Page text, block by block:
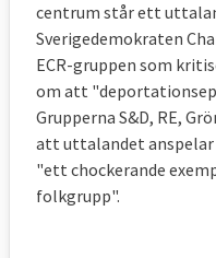
stor majoritet av
Sverige. Och dels
behandlades lika i
gjorde att de
medlemsländer
EU-
förslag om en ny
centrum står ett
Sverigedemokraten
ECR-gruppen som
om att
Grupperna S&D, RE,
att uttalandet anspelar
"ett chockerande
folkgrupp".